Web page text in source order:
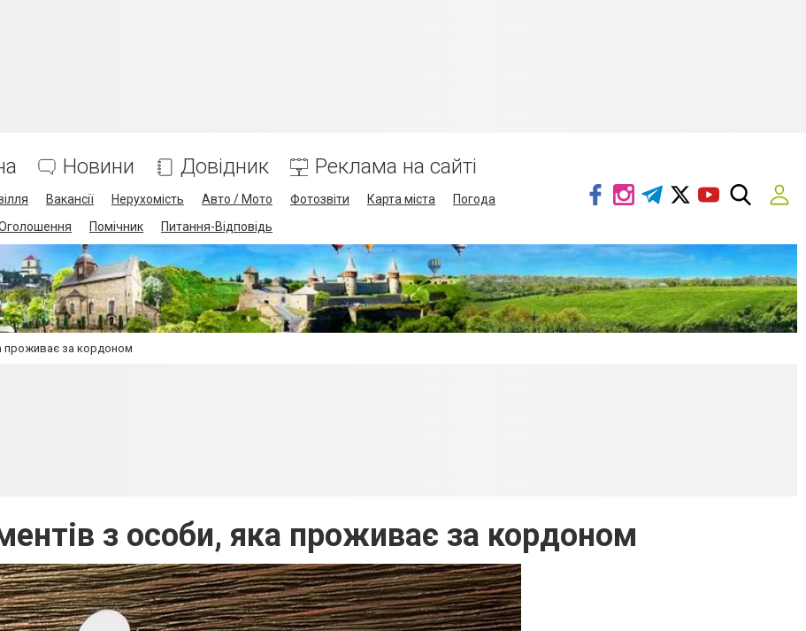
Новини Довідник Реклама на сайті
Вакансії Нерухомість Авто / Мото Фотозвіти Карта міста
Погода
Помічник Питання-Відповідь
проживає за кордоном
з особи, яка проживає за кордоном